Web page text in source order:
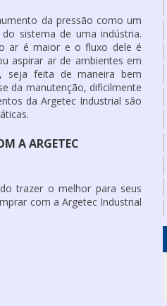
da pressão como um
sistema de uma indústria.
ar é maior e o fluxo dele é
aspirar ar de ambientes em
seja feita de maneira bem
da manutenção, dificilmente
da Argetec Industrial são
A ARGETEC
trazer o melhor para seus
com a Argetec Industrial